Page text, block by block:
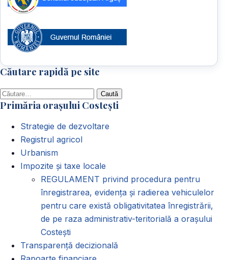
Căutare rapidă pe site
Caută
după:
Primăria orașului Costești
Strategie de dezvoltare
Registrul agricol
Urbanism
Impozite și taxe locale
REGULAMENT privind procedura pentru
înregistrarea, evidența și radierea vehiculelor
pentru care există obligativitatea înregistrării,
de pe raza administrativ-teritorială a orașului
Costești
Transparență decizională